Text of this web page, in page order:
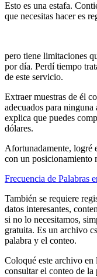
Esto es una estafa.
que necesitas hacer es
pero tiene limitaciones
por día. Perdí tiempo
de este servicio.
Extraer muestras de él
adecuados para
explica que puedes
dólares.
Afortunadamente, logré
con un posicionamiento
Frecuencia de Palabras
También se requiere
datos interesantes,
si no lo necesitamos,
gratuita. Es un archivo
palabra y el conteo.
Coloqué este archivo en
consultar el conteo de la